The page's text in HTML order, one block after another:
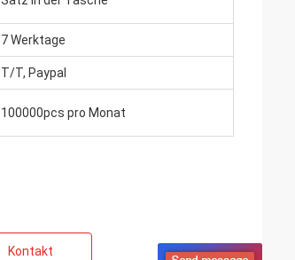
7 Werktage
T/T, Paypal
100000pcs pro Monat
Kontakt